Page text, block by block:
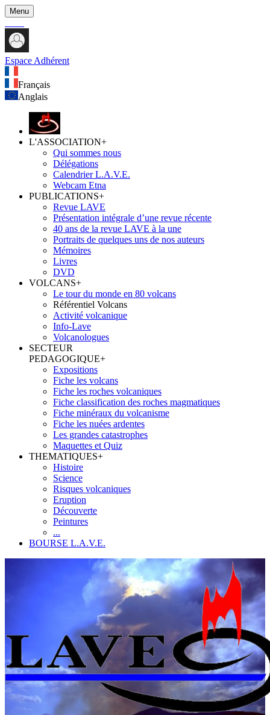
Menu
Espace Adhérent
Français
Anglais
L'ASSOCIATION+
Qui sommes nous
Délégations
Calendrier L.A.V.E.
Webcam Etna
PUBLICATIONS+
Revue LAVE
Présentation intégrale d’une revue récente
40 ans de la revue LAVE à la une
Portraits de quelques uns de nos auteurs
Mémoires
Livres
DVD
VOLCANS+
Le tour du monde en 80 volcans
Référentiel Volcans
Activité volcanique
Info-Lave
Volcanologues
SECTEUR
PEDAGOGIQUE+
Expositions
Fiche les volcans
Fiche les roches volcaniques
Fiche classification des roches magmatiques
Fiche minéraux du volcanisme
Fiche les nuées ardentes
Les grandes catastrophes
Maquettes et Quiz
THEMATIQUES+
Histoire
Science
Risques volcaniques
Eruption
Découverte
Peintures
...
BOURSE L.A.V.E.